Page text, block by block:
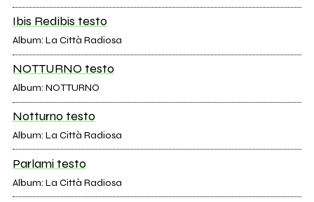
Ibis Redibis testo
Album: La Città Radiosa
NOTTURNO testo
Album: NOTTURNO
Notturno testo
Album: La Città Radiosa
Parlami testo
Album: La Città Radiosa